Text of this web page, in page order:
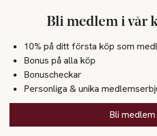
Bli medlem i vår
10% på ditt första köp som
Bonus på alla köp
Bonuscheckar
Personliga & unika
Bli medlem